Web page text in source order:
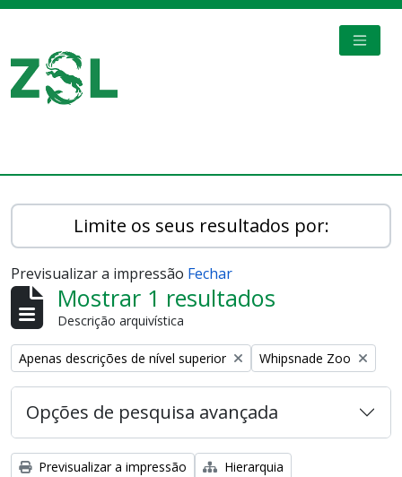
Limite os seus resultados por:
Previsualizar a impressão Fechar
Mostrar 1 resultados
Descrição arquivística
Remove filter:
Apenas descrições de nível superior Remove filter:
Whipsnade Zoo
Opções de pesquisa avançada
Previsualizar a impressão
Hierarquia